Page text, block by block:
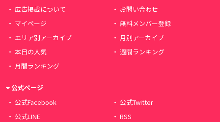
広告掲載について
お問い合わせ
マイページ
無料メンバー登録
エリア別アーカイブ
月別アーカイブ
本日の人気
週間ランキング
月間ランキング
公式ページ
公式Facebook
公式Twitter
公式LINE
RSS